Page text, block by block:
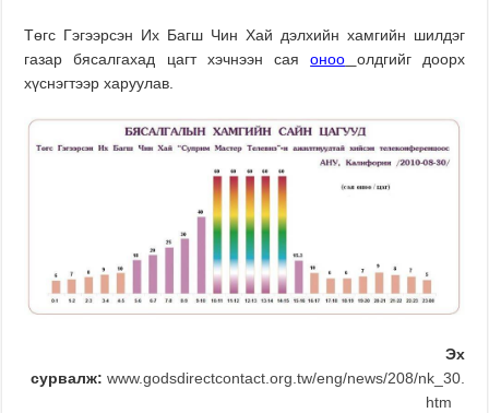
Төгс Гэгээрсэн Их Багш Чин Хай дэлхийн хамгийн шилдэг
газар бясалгахад цагт хэчнээн саяоноо олдгийг доорх
хүснэгтээрхаруулав.
Эх
сурвалж: www.godsdirectcontact.org.tw/eng/news/208/nk_30.
htm